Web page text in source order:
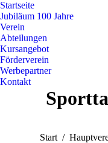
Startseite
Jubiläum 100 Jahre
Verein
Abteilungen
Kursangebot
Förderverein
Werbepartner
Kontakt
Sie befinden sich
Start